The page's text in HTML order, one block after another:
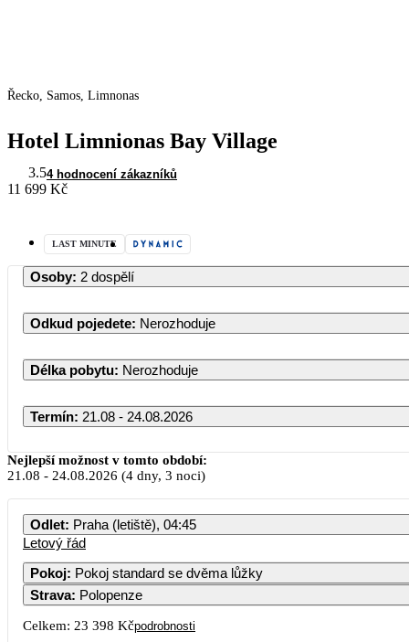
Řecko, Samos, Limnonas
Hotel Limnionas Bay Village
3.54 hodnocení zákazníků
11 699 Kč
LAST MINUTE
Osoby: 2 dospělí
Odkud pojedete: Nerozhoduje
Délka pobytu: Nerozhoduje
Termín: 21.08 - 24.08.2026
Srpen 2026
PO ÚT ST ČT PÁ SO NE
3
Nejlepší možnost v tomto období:
21.08 - 24.08.2026 (4 dny, 3 noci)
Odlet: Praha (letiště), 04:45
Letový řád
Pokoj: Pokoj standard se dvěma lůžky
Strava: Polopenze
Celkem: 23 398 Kčpodrobnosti